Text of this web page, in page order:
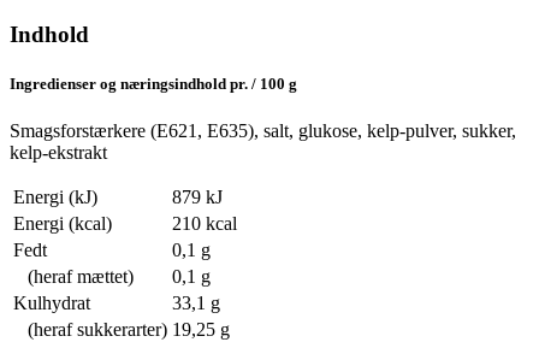
Indhold
Ingredienser og næringsindhold pr. / 100 g
Smagsforstærkere (E621, E635), salt, glukose, kelp-pulver, sukker,
kelp-ekstrakt
Energi (kJ)
879 kJ
Energi (kcal)
210 kcal
Fedt
0,1 g
(heraf mættet)
0,1 g
Kulhydrat
33,1 g
(heraf sukkerarter) 19,25 g